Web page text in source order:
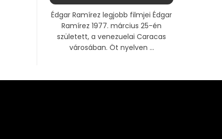
Édgar Ramírez legjobb filmjei Édgar
Ramírez 1977. március 25-én
született, a venezuelai Caracas
városában. Öt nyelven ...